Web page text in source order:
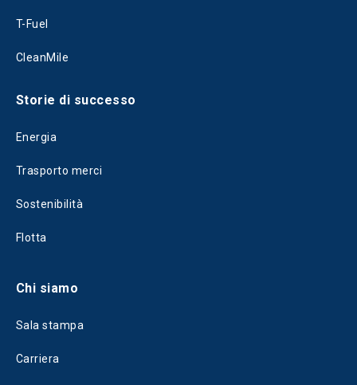
T-Fuel
CleanMile
Storie di successo
Energia
Trasporto merci
Sostenibilità
Flotta
Chi siamo
Sala stampa
Carriera